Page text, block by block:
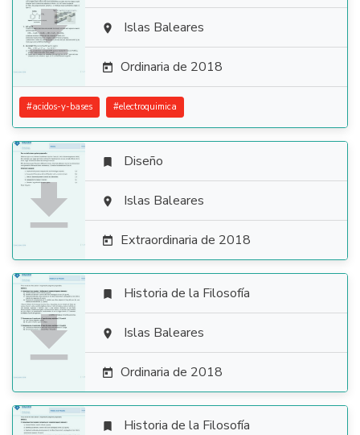
  Islas Baleares
 Ordinaria de 2018
#acidos-y-bases #electroquimica

 Diseño
 Islas Baleares
 Extraordinaria de 2018

 Historia de la Filosofía
 Islas Baleares
 Ordinaria de 2018
 Historia de la Filosofía